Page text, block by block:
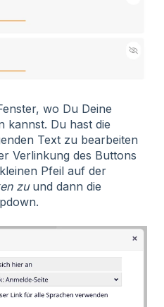
wo Du Deine
kannst. Du hast die
Text zu bearbeiten
Verlinkung des Buttons
Pfeil auf der
zu und dann die